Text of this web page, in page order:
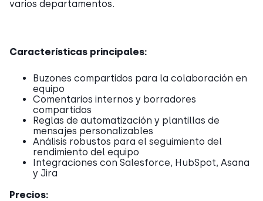
varios departamentos.
Características principales:
Buzones compartidos para la colaboración en
equipo
Comentarios internos y borradores
compartidos
Reglas de automatización y plantillas de
mensajes personalizables
Análisis robustos para el seguimiento del
rendimiento del equipo
Integraciones con Salesforce, HubSpot, Asana
y Jira
Precios: